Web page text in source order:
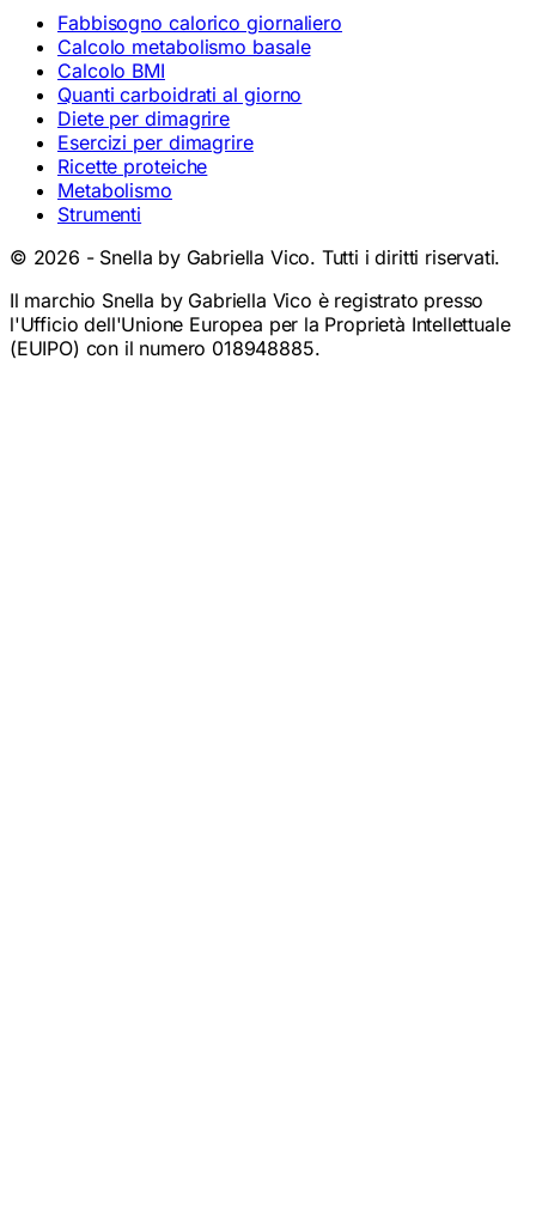
Fabbisogno calorico giornaliero
Calcolo metabolismo basale
Calcolo BMI
Quanti carboidrati al giorno
Diete per dimagrire
Esercizi per dimagrire
Ricette proteiche
Metabolismo
Strumenti
© 2026 - Snella by Gabriella Vico. Tutti i diritti riservati.
Il marchio Snella by Gabriella Vico è registrato presso
l'Ufficio dell'Unione Europea per la Proprietà Intellettuale
(EUIPO) con il numero 018948885.